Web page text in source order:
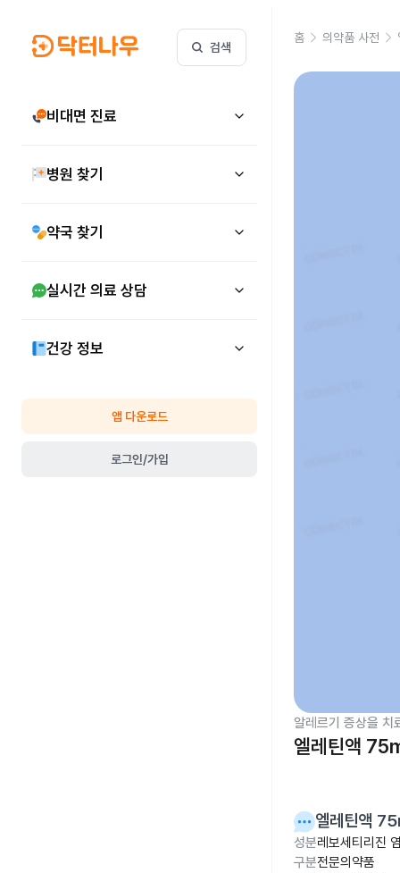
검색
비대면 진료
병원 찾기
약국 찾기
실시간 의료 상담
건강 정보
앱 다운로드
로그인/가입
홈 의약품 사전
알레르기 증상을 치
엘레틴액
엘레틴액
성분레보세티리진
구분전문의약품